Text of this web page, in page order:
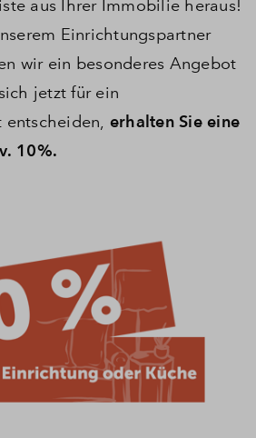
aus Ihrer Immobilie heraus!
Einrichtungspartner
wir ein besonderes Angebot
jetzt für ein
entscheiden, erhalten Sie eine
10%.